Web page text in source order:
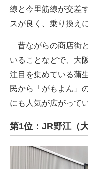
線と今里筋線が交差
スが良く、乗り換え
昔ながらの商店街
いることなどで、大
注目を集めている蒲
民から「がもよん」
にも人気が広がって
第1位：JR野江（大